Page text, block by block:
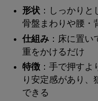
形状：しっかりと
骨盤まわりや腰・
仕組み：床に置い
重をかけるだけ
特徴：手で押すよ
り安定感があり、
できる